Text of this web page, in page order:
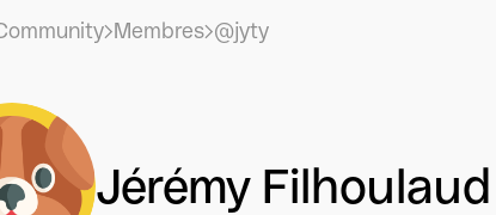
Membres @jyty
Jérémy Filhoulaud